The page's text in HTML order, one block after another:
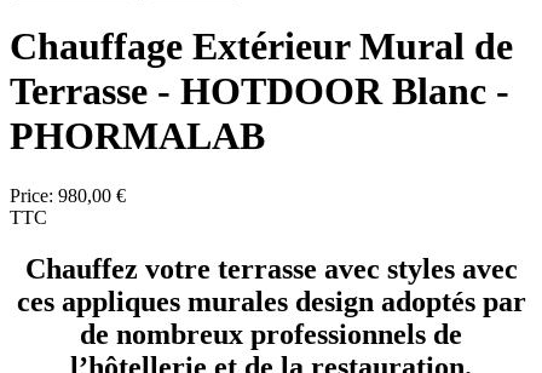
Chauffage Extérieur Mural de
Terrasse - HOTDOOR Blanc -
PHORMALAB
Price: 980,00 €
TTC
Chauffez votre terrasse avec styles avec
ces appliques murales design adoptés par
de nombreux professionnels de
l’hôtellerie et de la restauration.